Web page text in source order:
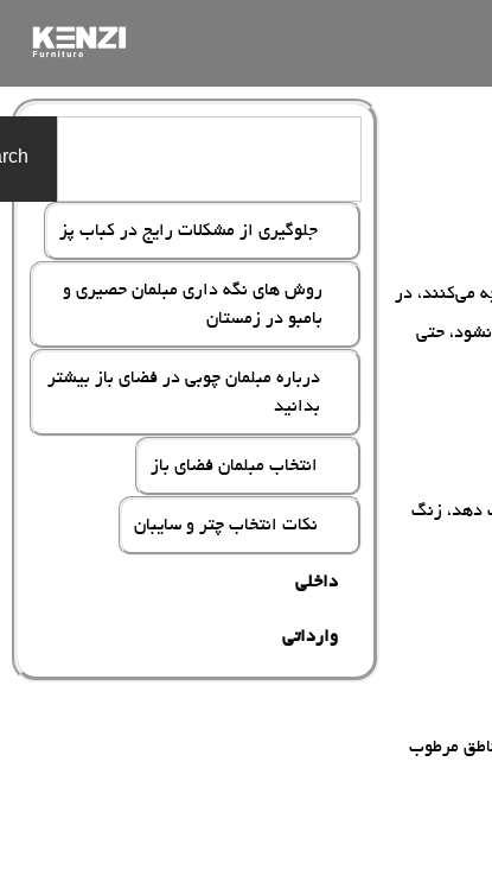
می‌کنند، در
حتی
دهد، زنگ
مرطوب
جلوگیری از مشکلات رایج در کباب پز
روش های نگه داری مبلمان حصیری و
بامبو در زمستان
درباره مبلمان چوبی در فضای باز بیشتر
بدانید
انتخاب مبلمان فضای باز
نکات انتخاب چتر و سایبان
داخلی
وارداتی